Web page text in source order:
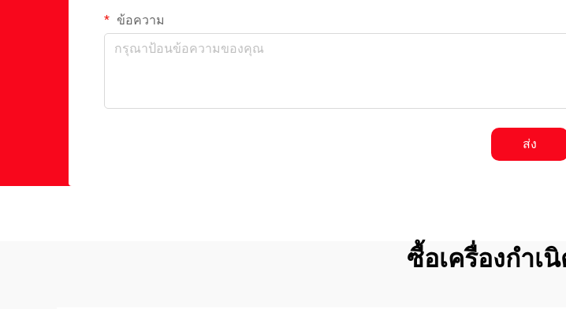
ข้อความ
ส่ง
ซื้อเครื่องกำเ